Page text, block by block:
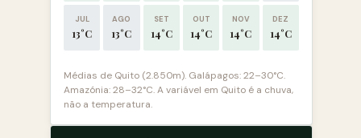
JUL
13°C
AGO
13°C
SET
14°C
OUT
14°C
NOV
14°C
DEZ
14°C
Médias de Quito (2.850m). Galápagos: 22–30°C.
Amazónia: 28–32°C. A variável em Quito é a chuva,
não a temperatura.